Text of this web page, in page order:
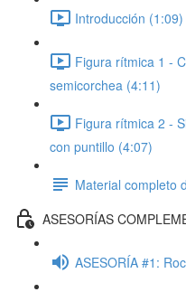
Introducción (1:09)
Figura rítmica 1 -
semicorchea (4:11)
Figura rítmica 2 -
con puntillo (4:07)
Material completo
ASESORÍAS
ASESORÍA #1: